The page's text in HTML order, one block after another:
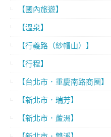
【國內旅遊】
【溫泉】
【行義路（紗帽山）】
【行程】
【台北市．重慶南路商圈】
【新北市．瑞芳】
【新北市．蘆洲】